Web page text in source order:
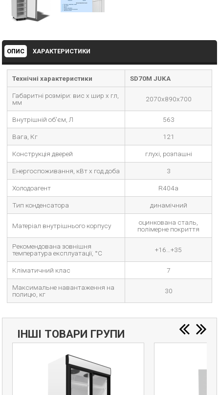
ОПИС ХАРАКТЕРИСТИКИ
Технічні характеристики SD70М JUKA
Габаритні розміри: вис х шир х гл,
мм
2070x890x700
Внутрішній об'єм, Л 563
Вага, Кг 121
Конструкція дверей глухі, розпашні
Енергоспоживання, кВт х год.доба 3
Холодоагент R404a
Тип конденсатора динамічний
Матеріал внутрішнього корпусу
оцинкована сталь,
полімерне покриття
Рекомендована зовнішня
температура експлуатації, °C
+16…+35
Кліматичний клас 7
Максимальне навантаження на
полицю, кг
30
ІНШІ ТОВАРИ ГРУПИ